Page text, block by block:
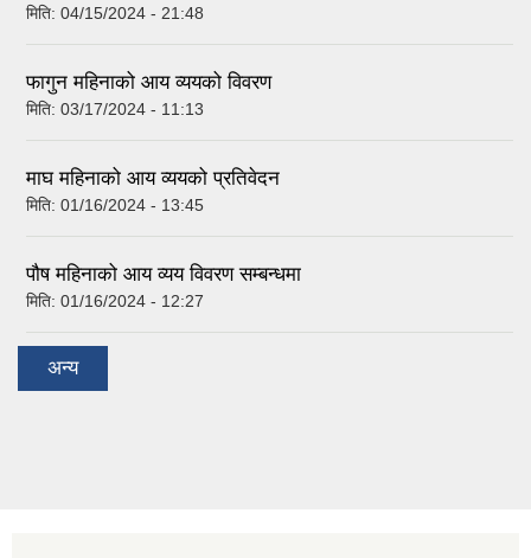
मिति: 04/15/2024 - 21:48
फागुन महिनाको आय व्ययको विवरण
मिति: 03/17/2024 - 11:13
माघ महिनाको आय व्ययको प्रतिवेदन
मिति: 01/16/2024 - 13:45
पौष महिनाको आय व्यय विवरण सम्बन्धमा
मिति: 01/16/2024 - 12:27
अन्य